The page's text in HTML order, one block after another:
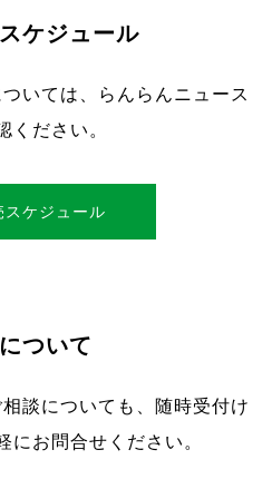
ケジュール
いては、らんらんニュース
ください。
スケジュール
ついて
談についても、随時受付け
にお問合せください。